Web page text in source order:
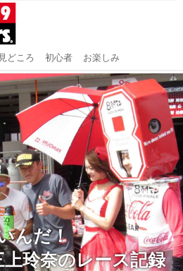
見どころ 初心者 お楽しみ
んだ！
玲奈のレース記録